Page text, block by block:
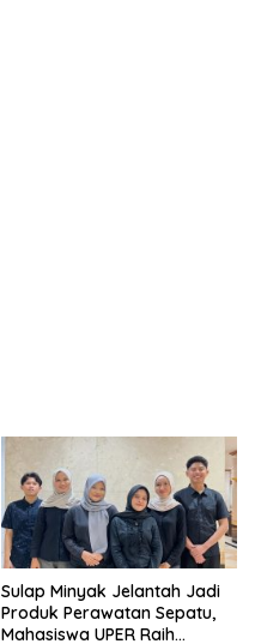
Sulap Minyak Jelantah Jadi
Produk Perawatan Sepatu,
Mahasiswa UPER Raih